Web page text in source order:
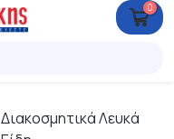
0
Διακοσμητικά Λευκά